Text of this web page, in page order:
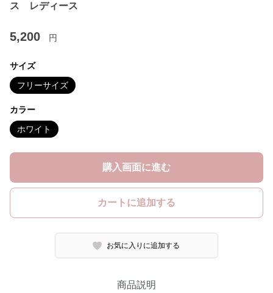
ス レディース
5,200 円
サイズ
フリーサイズ
カラー
ホワイト
購入画面に進む
カートに追加する
お気に入りに追加する
商品説明